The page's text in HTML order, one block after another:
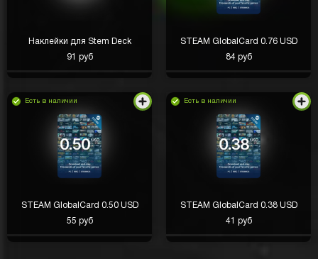
Наклейки для Stem Deck
91 руб
STEAM GlobalCard 0.76 USD
84 руб
Есть в наличии
STEAM GlobalCard 0.50 USD
55 руб
Есть в наличии
STEAM GlobalCard 0.38 USD
41 руб
Сергей Валишин